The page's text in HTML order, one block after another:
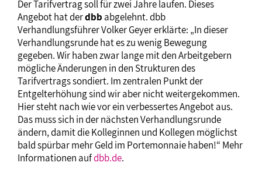
Der Tarifvertrag soll für zwei Jahre laufen. Dieses
Angebot hat derdbb abgelehnt. dbb
Verhandlungsführer Volker Geyer erklärte: „In dieser
Verhandlungsrunde hat es zu wenig Bewegung
gegeben. Wir haben zwar lange mit den Arbeitgebern
mögliche Änderungen in den Strukturen des
Tarifvertrags sondiert. Im zentralen Punkt der
Entgelterhöhung sind wir aber nicht weitergekommen.
Hier steht nach wie vor ein verbessertes Angebot aus.
Das muss sich in der nächsten Verhandlungsrunde
ändern, damit die Kolleginnen und Kollegen möglichst
bald spürbar mehr Geld im Portemonnaie haben!“ Mehr
Informationen aufdbb.de.